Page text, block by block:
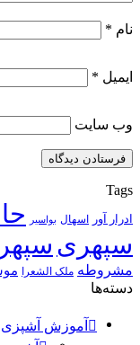
نام *
ایمیل *
وب‌ سایت
Tags
ادرار آور اسهال بواسیر
سپهری
مشروطه ملک الشعرا
دسته‌ها
آموزش آشپزی